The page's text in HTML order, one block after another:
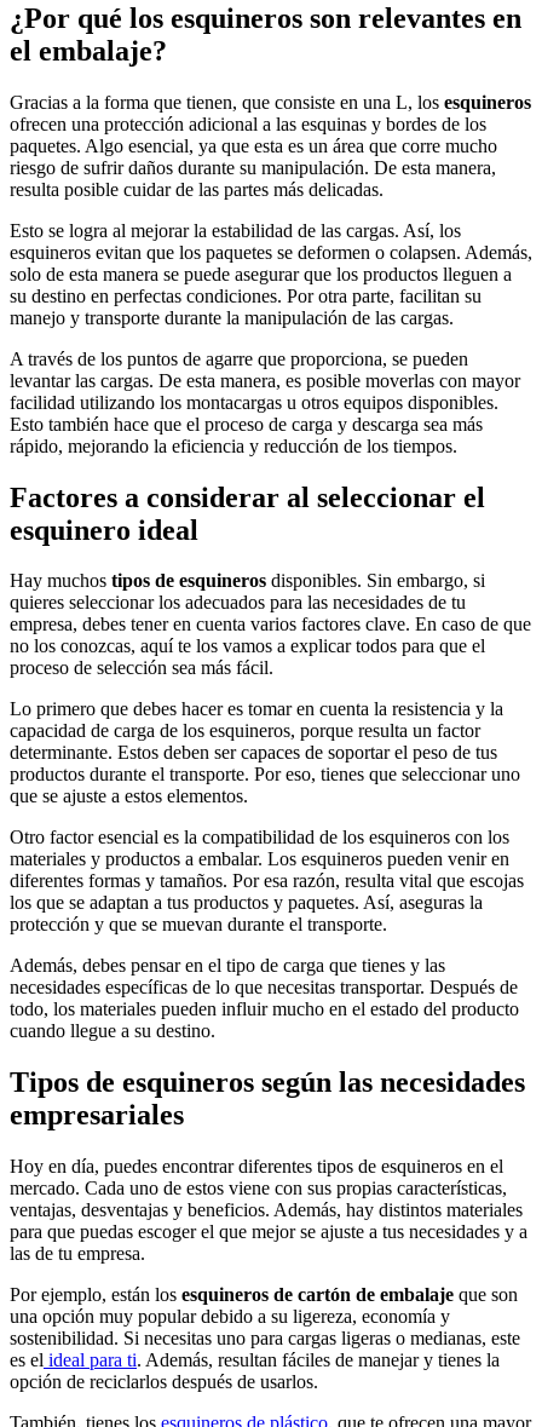
¿Por qué los esquineros son relevantes en
el embalaje?
Gracias a la forma que tienen, que consiste en una L, los esquineros
ofrecen una protección adicional a las esquinas y bordes de los
paquetes. Algo esencial, ya que esta es un área que corre mucho
riesgo de sufrir daños durante su manipulación. De esta manera,
resulta posible cuidar de las partes más delicadas.
Esto se logra al mejorar la estabilidad de las cargas. Así, los
esquineros evitan que los paquetes se deformen o colapsen. Además,
solo de esta manera se puede asegurar que los productos lleguen a
su destino en perfectas condiciones. Por otra parte, facilitan su
manejo y transporte durante la manipulación de las cargas.
A través de los puntos de agarre que proporciona, se pueden
levantar las cargas. De esta manera, es posible moverlas con mayor
facilidad utilizando los montacargas u otros equipos disponibles.
Esto también hace que el proceso de carga y descarga sea más
rápido, mejorando la eficiencia y reducción de los tiempos.
Factores a considerar al seleccionar el
esquinero ideal
Hay muchos tipos de esquineros disponibles. Sin embargo, si
quieres seleccionar los adecuados para las necesidades de tu
empresa, debes tener en cuenta varios factores clave. En caso de que
no los conozcas, aquí te los vamos a explicar todos para que el
proceso de selección sea más fácil.
Lo primero que debes hacer es tomar en cuenta la resistencia y la
capacidad de carga de los esquineros, porque resulta un factor
determinante. Estos deben ser capaces de soportar el peso de tus
productos durante el transporte. Por eso, tienes que seleccionar uno
que se ajuste a estos elementos.
Otro factor esencial es la compatibilidad de los esquineros con los
materiales y productos a embalar. Los esquineros pueden venir en
diferentes formas y tamaños. Por esa razón, resulta vital que escojas
los que se adaptan a tus productos y paquetes. Así, aseguras la
protección y que se muevan durante el transporte.
Además, debes pensar en el tipo de carga que tienes y las
necesidades específicas de lo que necesitas transportar. Después de
todo, los materiales pueden influir mucho en el estado del producto
cuando llegue a su destino.
Tipos de esquineros según las necesidades
empresariales
Hoy en día, puedes encontrar diferentes tipos de esquineros en el
mercado. Cada uno de estos viene con sus propias características,
ventajas, desventajas y beneficios. Además, hay distintos materiales
para que puedas escoger el que mejor se ajuste a tus necesidades y a
las de tu empresa.
Por ejemplo, están los esquineros de cartón de embalaje que son
una opción muy popular debido a su ligereza, economía y
sostenibilidad. Si necesitas uno para cargas ligeras o medianas, este
es el ideal para ti. Además, resultan fáciles de manejar y tienes la
opción de reciclarlos después de usarlos.